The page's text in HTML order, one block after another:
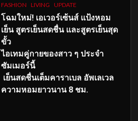
FASHION LIVING UPDATE
โฉมใหม่! เอเวอร์เซ้นส์ แป้งหอม
เย็น สูตรเย็นสดชื่น และสูตรเย็นสุด
ขั้ว
ไอเทมคู่กายของสาว ๆ ประจำ
ซัมเมอร์นี้
เย็นสดชื่นเต็มคาราเบล อัพเลเวล
ความหอมยาวนาน 8 ชม.